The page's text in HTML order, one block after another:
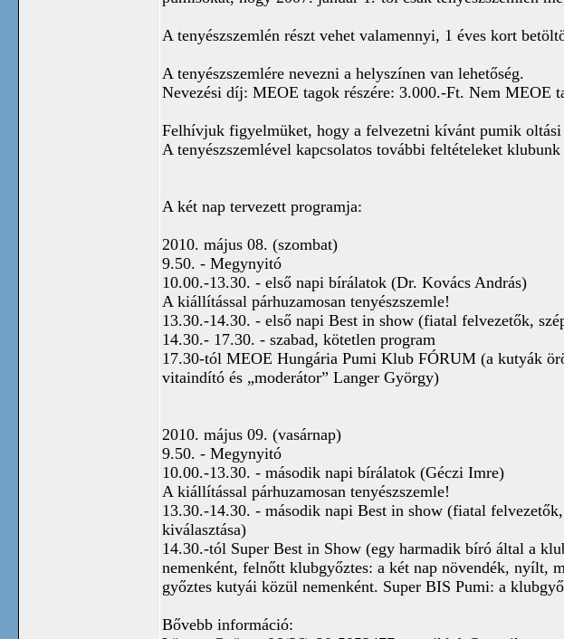
A tenyészszemlén részt vehet valamennyi, 1 éves kort
A tenyészszemlére nevezni a helyszínen van lehetőség.
Nevezési díj: MEOE tagok részére: 3.000.-Ft. Nem MEOE
Felhívjuk figyelmüket, hogy a felvezetni kívánt pumik oltási
A tenyészszemlével kapcsolatos további feltételeket
A két nap tervezett programja:
2010. május 08. (szombat)
9.50. - Megynyitó
10.00.-13.30. - első napi bírálatok (Dr. Kovács András)
A kiállítással párhuzamosan tenyészszemle!
13.30.-14.30. - első napi Best in show (fiatal felvezetők,
14.30.- 17.30. - szabad, kötetlen program
17.30-tól MEOE Hungária Pumi Klub FÓRUM (a kutyák
vitaindító és „moderátor” Langer György)
2010. május 09. (vasárnap)
9.50. - Megynyitó
10.00.-13.30. - második napi bírálatok (Géczi Imre)
A kiállítással párhuzamosan tenyészszemle!
13.30.-14.30. - második napi Best in show (fiatal
kiválasztása)
14.30.-tól Super Best in Show (egy harmadik bíró által a
nemenként, felnőtt klubgyőztes: a két nap növendék, nyílt,
győztes kutyái közül nemenként. Super BIS Pumi: a
Bővebb információ: